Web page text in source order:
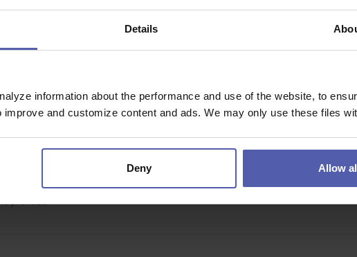
Details
information about the performance and use of the website, to
and customize content and ads. We may only use these files
Deny Allow
máš možnosť zoznámiť sa so všetkými značkami vozidiel a všetkými typmi
zaměstnání? Pošlete nám svůj životopis. Právě hledáme manuálně zručné
provozu.